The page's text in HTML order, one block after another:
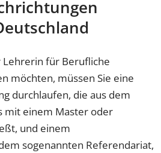
Lehrerin für Berufliche
möchten, müssen Sie eine
durchlaufen, die aus dem
mit einem Master oder
und einem
sogenannten Referendariat,